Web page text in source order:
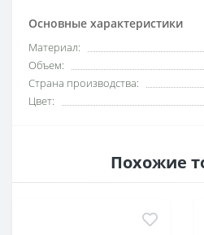
Основные характеристики
Материал:
Объем:
Страна производства:
Цвет:
Похожие